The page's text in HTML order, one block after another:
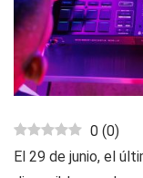
0 (0)
El 29 de junio, el